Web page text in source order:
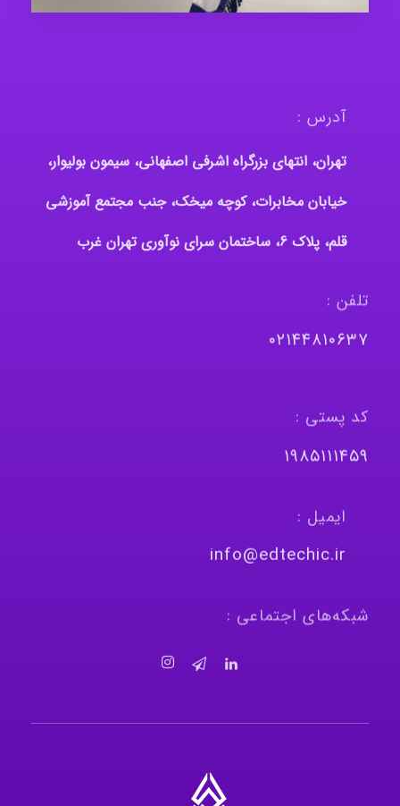
آدرس :
تهران، انتهای بزرگراه اشرفی اصفهانی، سیمون بولیوار،
خیابان مخابرات، کوچه میخک، جنب مجتمع آموزشی
قلم، پلاک 6، ساختمان سرای نوآوری تهران غرب
تلفن :
٠٢١٤٤٨١٠٦٣٧
کد پستی :
١٩٨٥١١١٤٥٩
ایمیل :
info@edtechic.ir
شبکه‌های اجتماعی :